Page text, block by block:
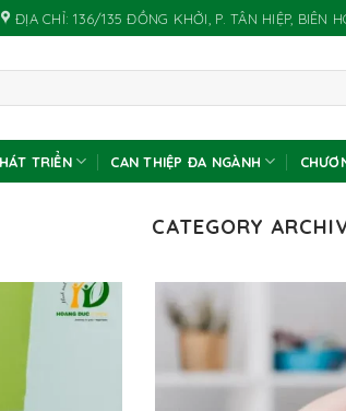
ĐỊA CHỈ: 136/135 ĐỒNG KHỞI, P. TÂN HIỆP, BIÊN
TRIỂN CAN THIỆP ĐA NGÀNH
CATEGORY